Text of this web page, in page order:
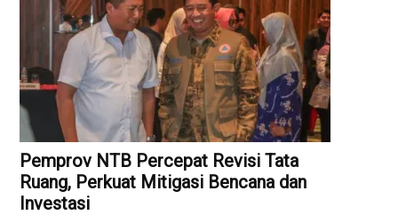
Pemprov NTB Percepat Revisi Tata
Ruang, Perkuat Mitigasi Bencana dan
Investasi